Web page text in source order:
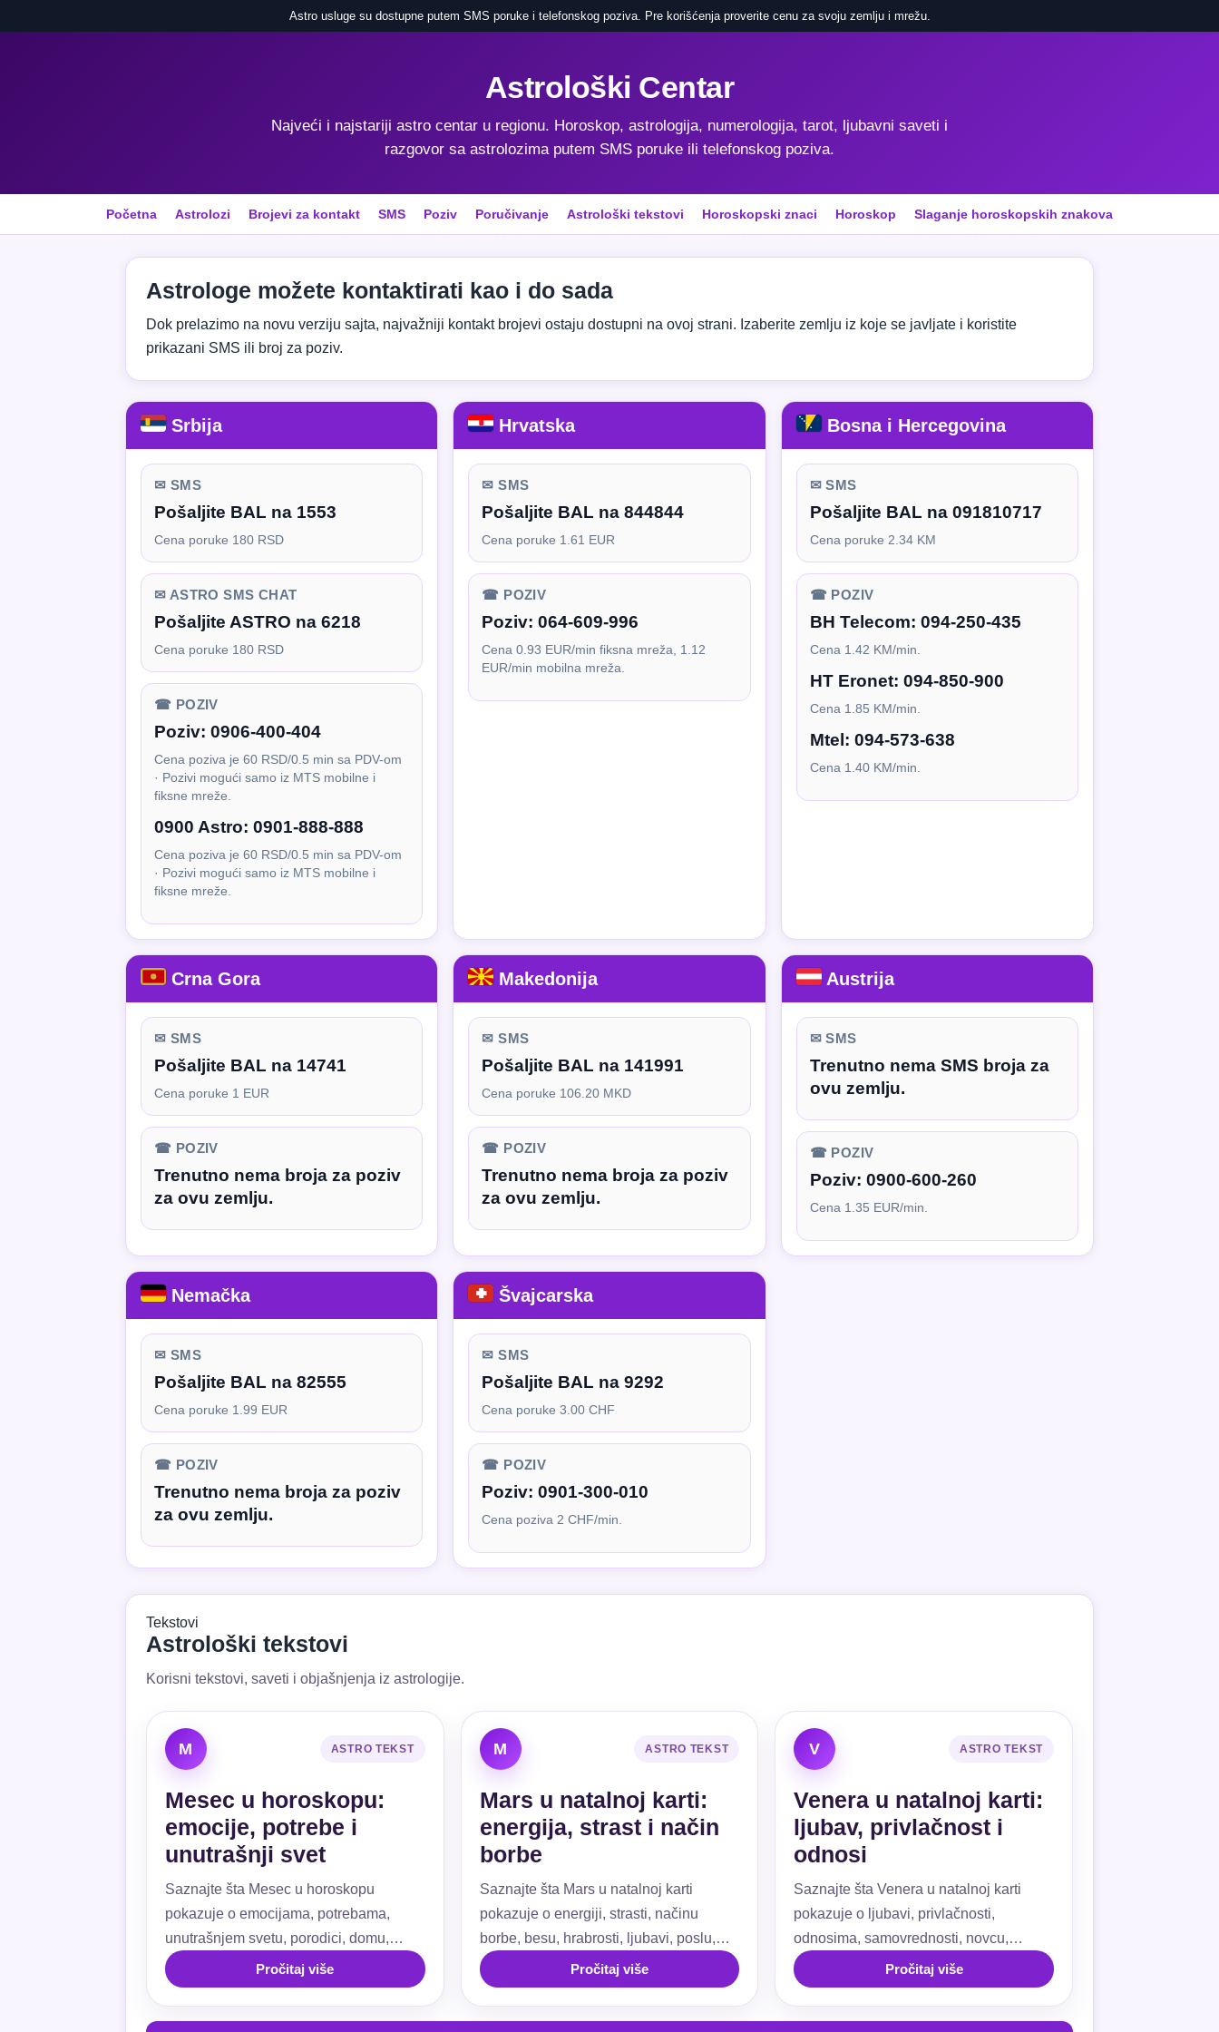
Astro usluge su dostupne putem SMS poruke i telefonskog poziva. Pre korišćenja proverite cenu za svoju zemlju i mrežu.
Astrološki Centar
Najveći i najstariji astro centar u regionu. Horoskop, astrologija, numerologija, tarot, ljubavni saveti i
razgovor sa astrolozima putem SMS poruke ili telefonskog poziva.
Početna Astrolozi Brojevi za kontakt SMS Poziv Poručivanje Astrološki tekstovi Horoskopski znaci Horoskop Slaganje horoskopskih znakova
Astrologe možete kontaktirati kao i do sada
Dok prelazimo na novu verziju sajta, najvažniji kontakt brojevi ostaju dostupni na ovoj strani. Izaberite zemlju iz koje se javljate i koristite
prikazani SMS ili broj za poziv.
Srbija
✉ SMS
Pošaljite BAL na 1553
Cena poruke 180 RSD
✉ ASTRO SMS CHAT
Pošaljite ASTRO na 6218
Cena poruke 180 RSD
☎ POZIV
Poziv: 0906-400-404
Cena poziva je 60 RSD/0.5 min sa PDV-om
· Pozivi mogući samo iz MTS mobilne i
fiksne mreže.
0900 Astro: 0901-888-888
Cena poziva je 60 RSD/0.5 min sa PDV-om
· Pozivi mogući samo iz MTS mobilne i
fiksne mreže.
Hrvatska
✉ SMS
Pošaljite BAL na 844844
Cena poruke 1.61 EUR
☎ POZIV
Poziv:064-609-996
Cena 0.93 EUR/min fiksna mreža, 1.12
EUR/min mobilna mreža.
Bosna i Hercegovina
✉ SMS
Pošaljite BAL na 091810717
Cena poruke 2.34 KM
☎ POZIV
BH Telecom: 094-250-435
Cena 1.42 KM/min.
HT Eronet: 094-850-900
Cena 1.85 KM/min.
Mtel: 094-573-638
Cena 1.40 KM/min.
Crna Gora
✉ SMS
Pošaljite BAL na 14741
Cena poruke 1 EUR
☎ POZIV
Trenutno nema broja za poziv
za ovu zemlju.
Makedonija
✉ SMS
Pošaljite BAL na 141991
Cena poruke 106.20 MKD
☎ POZIV
Trenutno nema broja za poziv
za ovu zemlju.
Austrija
✉ SMS
Trenutno nema SMS broja za
ovu zemlju.
☎ POZIV
Poziv: 0900-600-260
Cena 1.35 EUR/min.
Nemačka
✉ SMS
Pošaljite BAL na 82555
Cena poruke 1.99 EUR
☎ POZIV
Trenutno nema broja za poziv
za ovu zemlju.
Švajcarska
✉ SMS
Pošaljite BAL na 9292
Cena poruke 3.00 CHF
☎ POZIV
Poziv:0901-300-010
Cena poziva 2 CHF/min.
Tekstovi
Astrološki tekstovi
Korisni tekstovi, saveti i objašnjenja iz astrologije.
M ASTRO TEKST
Mesec u horoskopu:
emocije, potrebe i
unutrašnji svet
Saznajte šta Mesec u horoskopu
pokazuje o emocijama, potrebama,
unutrašnjem svetu, porodici, domu,
ljubavi, navikama i emotivnoj sigurnosti.
Pročitaj više
M ASTRO TEKST
Mars u natalnoj karti:
energija, strast i način
borbe
Saznajte šta Mars u natalnoj karti
pokazuje o energiji, strasti, načinu
borbe, besu, hrabrosti, ljubavi, poslu,
granicama i akciji.Pročitaj više
V ASTRO TEKST
Venera u natalnoj karti:
ljubav, privlačnost i
odnosi
Saznajte šta Venera u natalnoj karti
pokazuje o ljubavi, privlačnosti,
odnosima, samovrednosti, novcu,
uživanju, kućama i aspektima.
Pročitaj više